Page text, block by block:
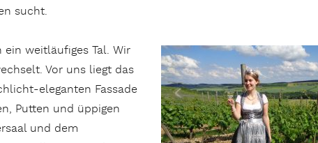
sucht.
ein weitläufiges Tal. Wir
Vor uns liegt das
eleganten Fassade
Putten und üppigen
und dem